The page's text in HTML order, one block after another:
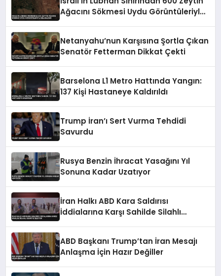
Ağacını Sökmesi Uydu Görüntüleriyle
Netanyahu’nun Karşısına Şortla Çıkan
Senatör Fetterman Dikkat Çekti
Barselona L1 Metro Hattında Yangın:
137 Kişi Hastaneye Kaldırıldı
Trump İran’ı Sert Vurma Tehdidi
Savurdu
Rusya Benzin İhracat Yasağını Yıl
Sonuna Kadar Uzatıyor
İran Halkı ABD Kara Saldırısı
İddialarına Karşı Sahilde Silahlı
ABD Başkanı Trump’tan İran Mesajı
Anlaşma İçin Hazır Değiller